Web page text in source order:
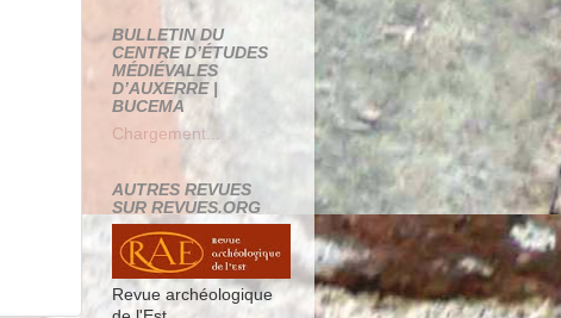
BULLETIN DU
CENTRE D’ÉTUDES
MÉDIÉVALES
D’AUXERRE |
BUCEMA
Chargement...
AUTRES REVUES
SUR REVUES.ORG
Revue archéologique